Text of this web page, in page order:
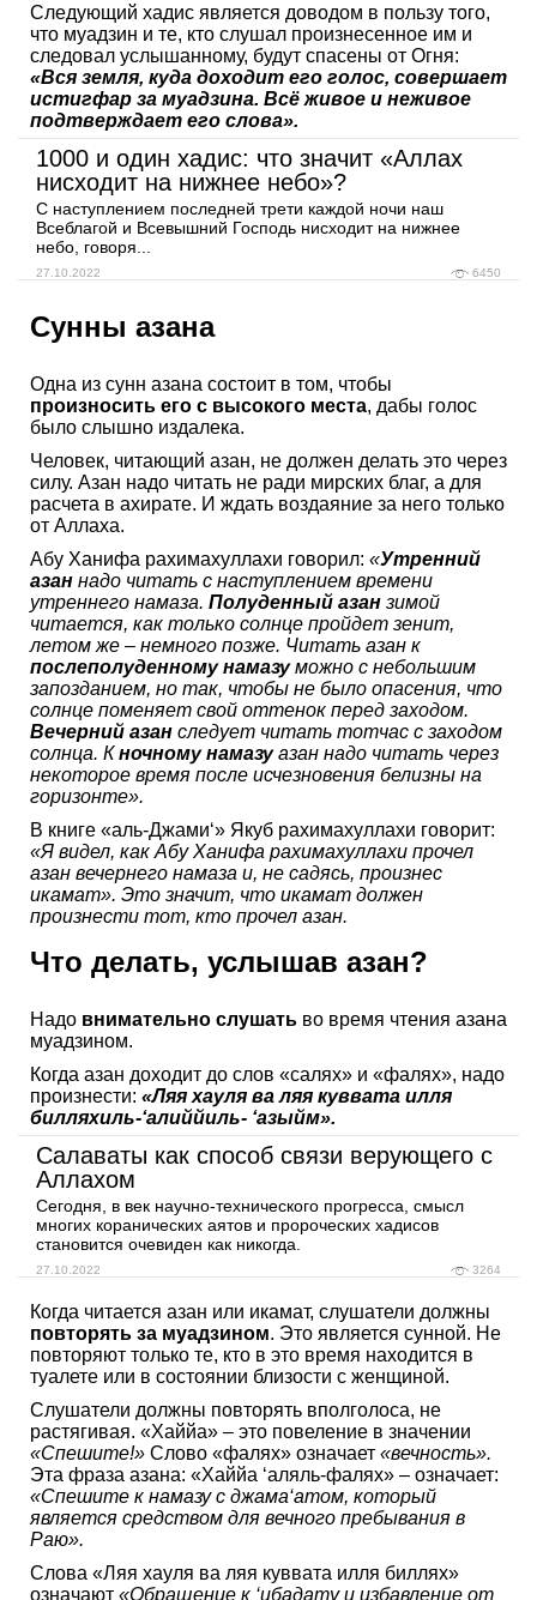
Следующий хадис является доводом в пользу того,
что муадзин и те, кто слушал произнесенное им и
следовал услышанному, будут спасены от Огня:
«Вся земля, куда доходит его голос, совершает
истигфар за муадзина. Всё живое и неживое
подтверждает его слова».
1000 и один хадис: что значит «Аллах
нисходит на нижнее небо»?
С наступлением последней трети каждой ночи наш
Всеблагой и Всевышний Господь нисходит на нижнее
небо, говоря...
27.10.2022 6450
Сунны азана
Одна из сунн азана состоит в том, чтобы
произносить его с высокого места, дабы голос
было слышно издалека.
Человек, читающий азан, не должен делать это через
силу. Азан надо читать не ради мирских благ, а для
расчета в ахирате. И ждать воздаяние за него только
от Аллаха.
Абу Ханифа рахимахуллахи говорил: «Утренний
азан надо читать с наступлением времени
утреннего намаза. Полуденный азан зимой
читается, как только солнце пройдет зенит,
летом же – немного позже. Читать азан к
послеполуденному намазуможно с небольшим
запозданием, но так, чтобы не было опасения, что
солнце поменяет свой оттенок перед заходом.
Вечерний азан следует читать тотчас с заходом
солнца. Кночному намазуазан надо читать через
некоторое время после исчезновения белизны на
горизонте».
В книге «аль-Джами‘» Якуб рахимахуллахи говорит:
«Я видел, как Абу Ханифа рахимахуллахи прочел
азан вечернего намаза и, не садясь, произнес
икамат». Это значит, что икамат должен
произнести тот, кто прочел азан.
Что делать, услышав азан?
Надо внимательно слушать во время чтения азана
муадзином.
Когда азан доходит до слов «салях» и «фалях», надо
произнести: «Ляя хауля ва ляя куввата илля
билляхиль-‘алиййиль- ‘азыйм».
Салаваты как способ связи верующего с
Аллахом
Сегодня, в век научно-технического прогресса, смысл
многих коранических аятов и пророческих хадисов
становится очевиден как никогда.
27.10.2022 3264
Когда читается азан или икамат, слушатели должны
повторять за муадзином. Это является сунной. Не
повторяют только те, кто в это время находится в
туалете или в состоянии близости с женщиной.
Слушатели должны повторять вполголоса, не
растягивая. «Хаййа» – это повеление в значении
«Спешите!» Слово «фалях» означает «вечность».
Эта фраза азана: «Хаййа ‘аляль-фалях» – означает:
«Спешите к намазу с джама‘атом, который
является средством для вечного пребывания в
Раю».
Слова «Ляя хауля ва ляя куввата илля биллях»
означают «Обращение к ‘ибадату и избавление от